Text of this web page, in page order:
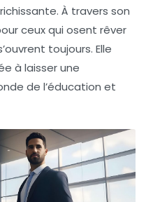
À travers son
ceux qui osent rêver
toujours. Elle
à laisser une
de l’éducation et